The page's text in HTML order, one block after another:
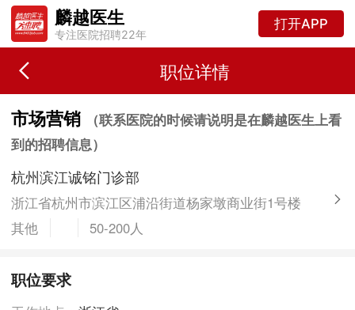
麟越医生
专注医院招聘22年
打开APP
职位详情
市场营销
（联系医院的时候请说明是在麟越医生上看
到的招聘信息）
杭州滨江诚铭门诊部
浙江省杭州市滨江区浦沿街道杨家墩商业街1号楼
其他
50-200人
职位要求